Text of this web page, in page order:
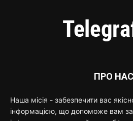
ПРО НАС
Наша місія - забезпечити вас
інформацією, що допоможе вам